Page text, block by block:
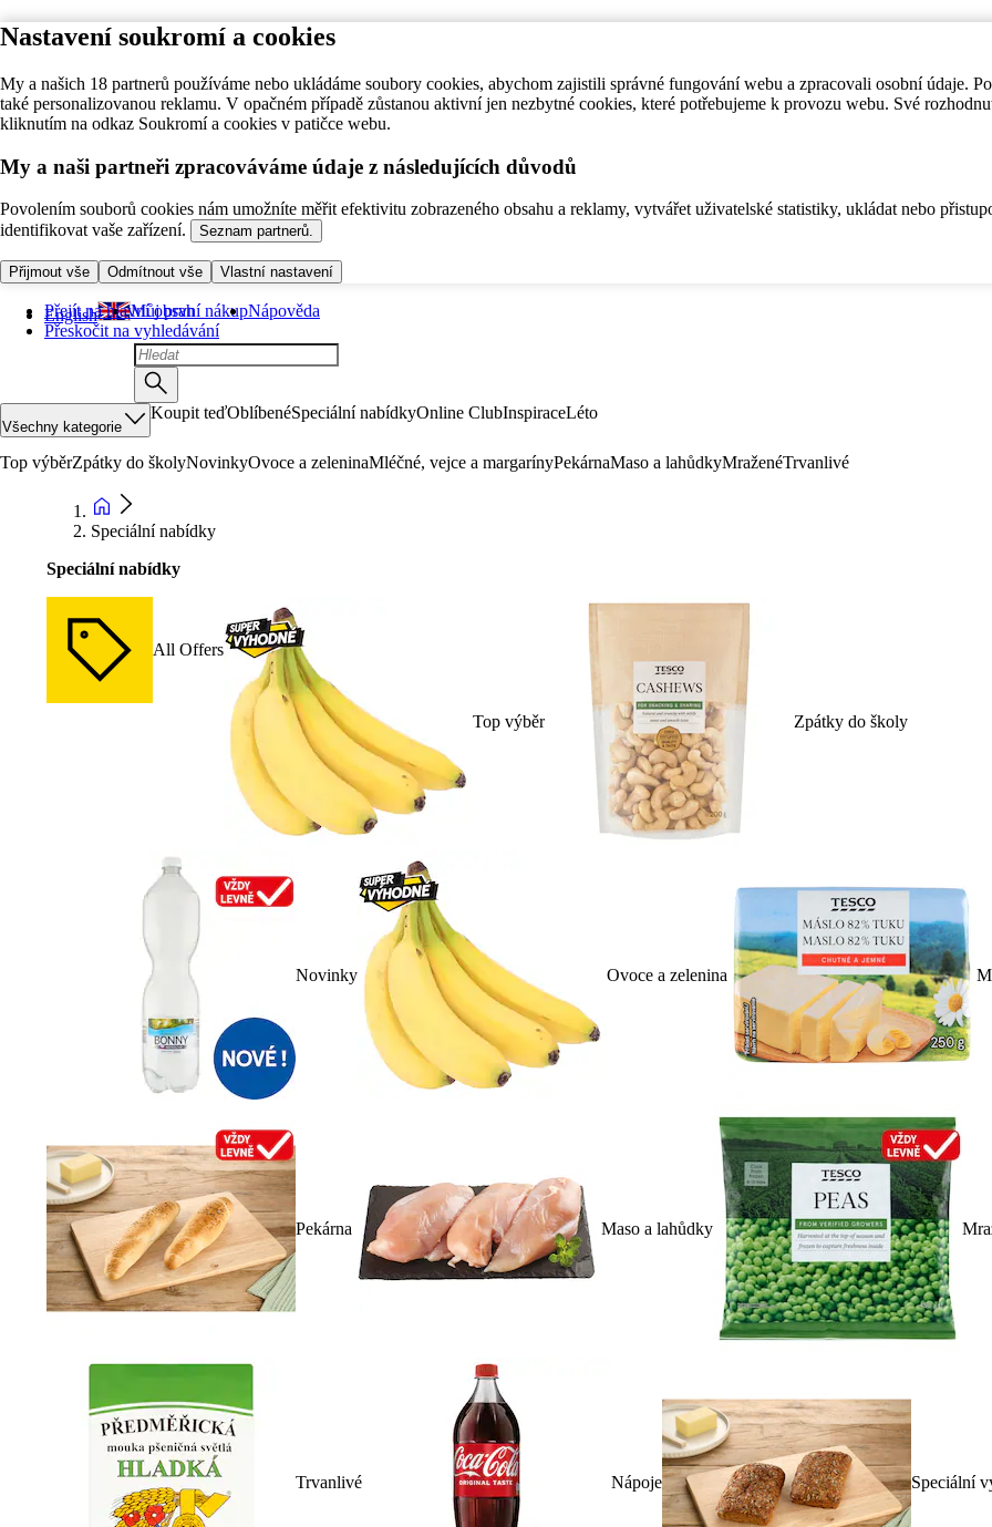
Nastavení soukromí a cookies
My a našich 18 partnerů používáme nebo ukládáme soubory cookies, abychom zajistili správné fungování webu a zpracovali osobní údaje.
také personalizovanou reklamu. V opačném případě zůstanou aktivní jen nezbytné cookies, které potřebujeme k provozu webu. Své
kliknutím na odkaz Soukromí a cookies v patičce webu.
My a naši partneři zpracováváme údaje z následujících důvodů
Povolením souborů cookies nám umožníte měřit efektivitu zobrazeného obsahu a reklamy, vytvářet uživatelské statistiky, ukládat nebo
identifikovat vaše zařízení.
Seznam partnerů.
Přijmout vše Odmítnout vše Vlastní nastavení
Přejít na hlavní obsah
Přeskočit na vyhledávání
English Můj první nákupNápověda
Všechny kategorie
Koupit teďOblíbenéSpeciální nabídkyOnline ClubInspiraceLéto
Top výběrZpátky do školyNovinkyOvoce a zeleninaMléčné, vejce a margarínyPekárnaMaso a lahůdkyMraženéTrvanlivé
Speciální nabídky
Speciální nabídky
All Offers
Top výběr Zpátky do školy
Novinky Ovoce a zelenina
Pekárna Maso a lahůdky
Trvanlivé Nápoje Speciální